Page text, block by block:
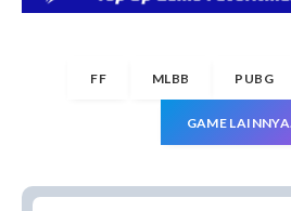
FF MLBB PUBG
GAME